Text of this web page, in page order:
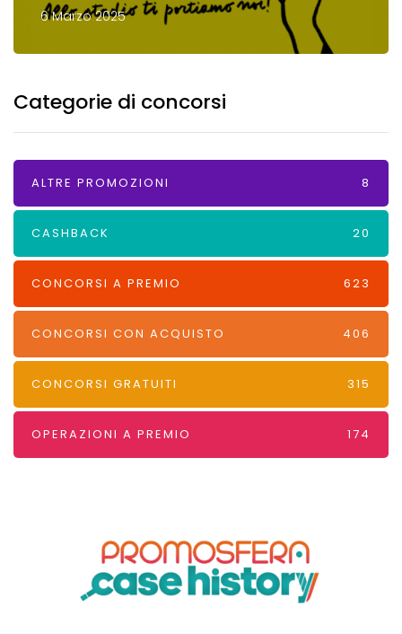
6 Marzo 2025
Categorie di concorsi
ALTRE PROMOZIONI 8
CASHBACK 20
CONCORSI A PREMIO 623
CONCORSI CON ACQUISTO 406
CONCORSI GRATUITI 315
OPERAZIONI A PREMIO 174